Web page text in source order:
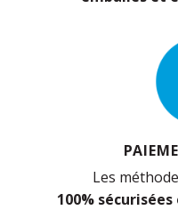
Les
100%